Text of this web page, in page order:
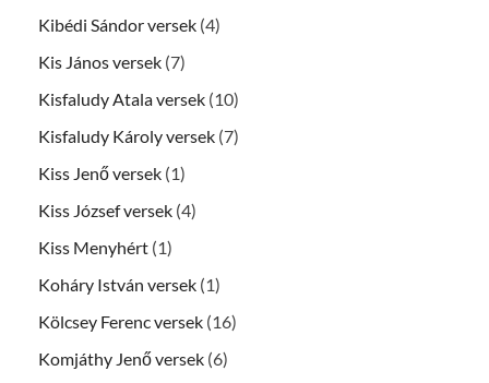
Kibédi Sándor versek (4)
Kis János versek (7)
Kisfaludy Atala versek (10)
Kisfaludy Károly versek (7)
Kiss Jenő versek (1)
Kiss József versek (4)
Kiss Menyhért (1)
Koháry István versek (1)
Kölcsey Ferenc versek (16)
Komjáthy Jenő versek (6)